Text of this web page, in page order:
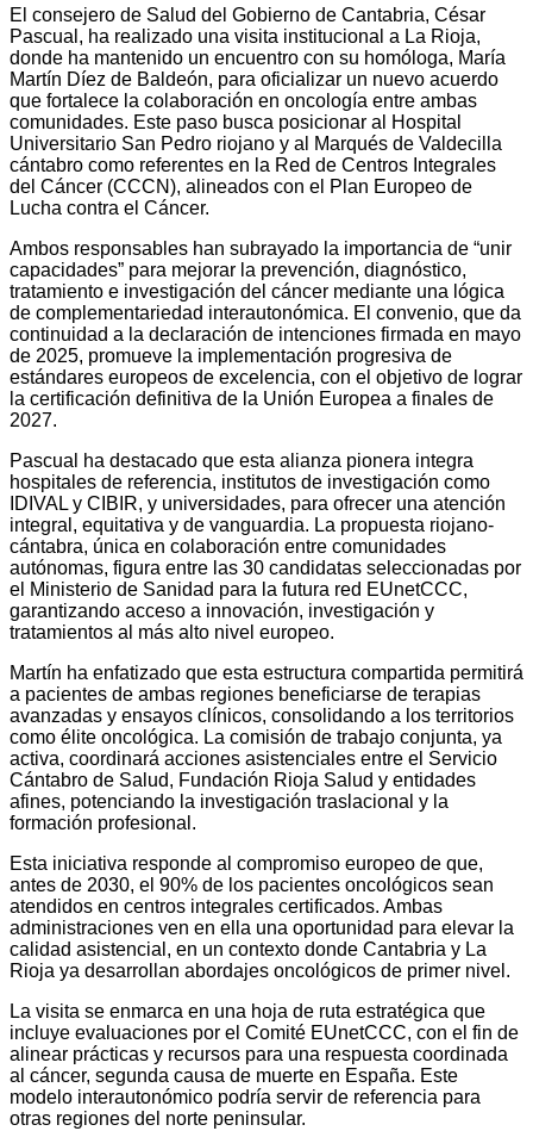
El consejero de Salud del Gobierno de Cantabria, César
Pascual, ha realizado una visita institucional a La Rioja,
donde ha mantenido un encuentro con su homóloga, María
Martín Díez de Baldeón, para oficializar un nuevo acuerdo
que fortalece la colaboración en oncología entre ambas
comunidades. Este paso busca posicionar al Hospital
Universitario San Pedro riojano y al Marqués de Valdecilla
cántabro como referentes en la Red de Centros Integrales
del Cáncer (CCCN), alineados con el Plan Europeo de
Lucha contra el Cáncer.
Ambos responsables han subrayado la importancia de “unir
capacidades” para mejorar la prevención, diagnóstico,
tratamiento e investigación del cáncer mediante una lógica
de complementariedad interautonómica. El convenio, que da
continuidad a la declaración de intenciones firmada en mayo
de 2025, promueve la implementación progresiva de
estándares europeos de excelencia, con el objetivo de lograr
la certificación definitiva de la Unión Europea a finales de
2027.
Pascual ha destacado que esta alianza pionera integra
hospitales de referencia, institutos de investigación como
IDIVAL y CIBIR, y universidades, para ofrecer una atención
integral, equitativa y de vanguardia. La propuesta riojano-
cántabra, única en colaboración entre comunidades
autónomas, figura entre las 30 candidatas seleccionadas por
el Ministerio de Sanidad para la futura red EUnetCCC,
garantizando acceso a innovación, investigación y
tratamientos al más alto nivel europeo.
Martín ha enfatizado que esta estructura compartida permitirá
a pacientes de ambas regiones beneficiarse de terapias
avanzadas y ensayos clínicos, consolidando a los territorios
como élite oncológica. La comisión de trabajo conjunta, ya
activa, coordinará acciones asistenciales entre el Servicio
Cántabro de Salud, Fundación Rioja Salud y entidades
afines, potenciando la investigación traslacional y la
formación profesional.
Esta iniciativa responde al compromiso europeo de que,
antes de 2030, el 90% de los pacientes oncológicos sean
atendidos en centros integrales certificados. Ambas
administraciones ven en ella una oportunidad para elevar la
calidad asistencial, en un contexto donde Cantabria y La
Rioja ya desarrollan abordajes oncológicos de primer nivel.
La visita se enmarca en una hoja de ruta estratégica que
incluye evaluaciones por el Comité EUnetCCC, con el fin de
alinear prácticas y recursos para una respuesta coordinada
al cáncer, segunda causa de muerte en España. Este
modelo interautonómico podría servir de referencia para
otras regiones del norte peninsular.